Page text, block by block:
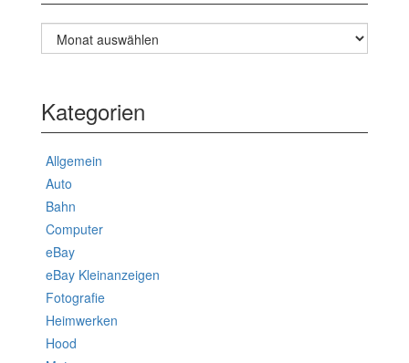
Archiv
Kategorien
Allgemein
Auto
Bahn
Computer
eBay
eBay Kleinanzeigen
Fotografie
Heimwerken
Hood